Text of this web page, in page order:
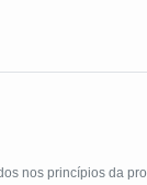
nos princípios da